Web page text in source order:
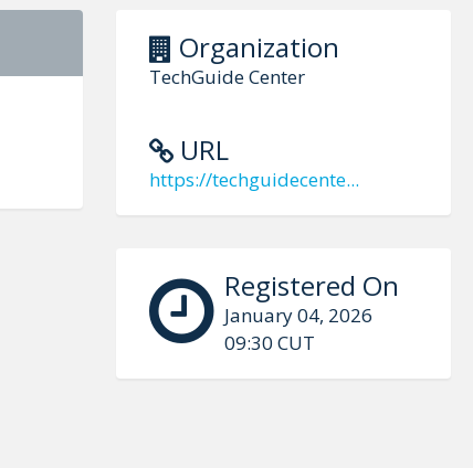
Organization
TechGuide Center
URL
https://techguidecente...
Registered On
January 04, 2026
09:30 CUT